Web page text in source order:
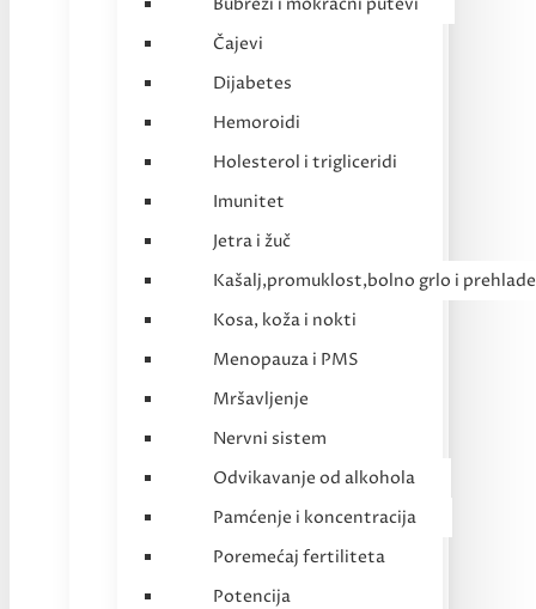
Čajevi
Dijabetes
Hemoroidi
Holesterol i trigliceridi
Imunitet
Jetra i žuč
Kašalj,promuklost,bolno grlo i prehlade
Kosa, koža i nokti
Menopauza i PMS
Mršavljenje
Nervni sistem
Odvikavanje od alkohola
Pamćenje i koncentracija
Poremećaj fertiliteta
Potencija